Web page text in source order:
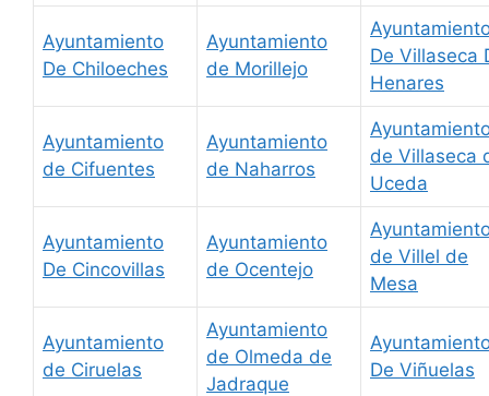
Ayuntamiento
De Chiloeches
Ayuntamiento
de Morillejo
De Villaseca
Henares
Ayuntamiento
de Cifuentes
Ayuntamiento
de Naharros
de Villaseca
Uceda
Ayuntamiento
De Cincovillas
Ayuntamiento
de Ocentejo
de Villel de
Mesa
Ayuntamiento
de Ciruelas
Ayuntamiento
de Olmeda de
Jadraque
De Viñuelas